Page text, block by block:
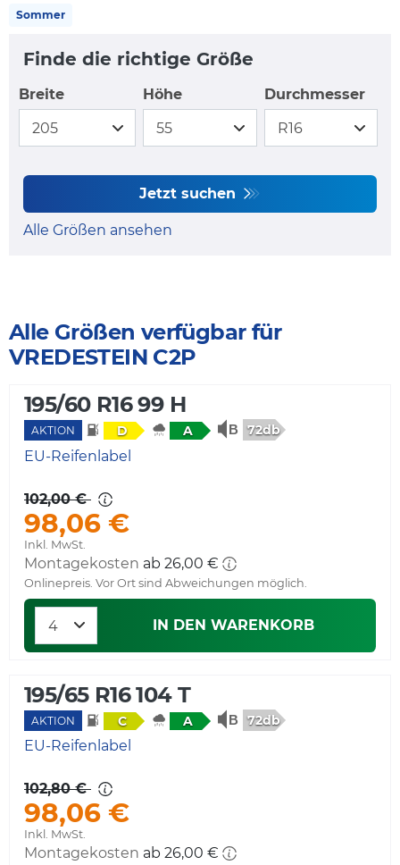
Sommer
Finde die richtige Größe
Breite Höhe Durchmesser
Jetzt suchen
Alle Größen ansehen
Alle Größen verfügbar für
VREDESTEIN C2P
195/60 R16 99 H
AKTION D A 72db
EU-Reifenlabel
102,00 €
98,06 €
Inkl. MwSt.
Montagekosten ab 26,00 €
Onlinepreis. Vor Ort sind Abweichungen möglich.
IN DEN WARENKORB
195/65 R16 104 T
AKTION C A 72db
EU-Reifenlabel
102,80 €
98,06 €
Inkl. MwSt.
Montagekosten ab 26,00 €